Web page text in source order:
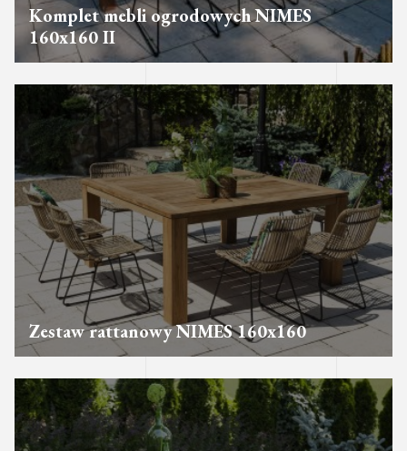
Komplet mebli ogrodowych NIMES
160x160 II
Zestaw rattanowy NIMES 160x160